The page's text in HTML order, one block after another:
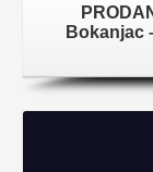
Bokanjac